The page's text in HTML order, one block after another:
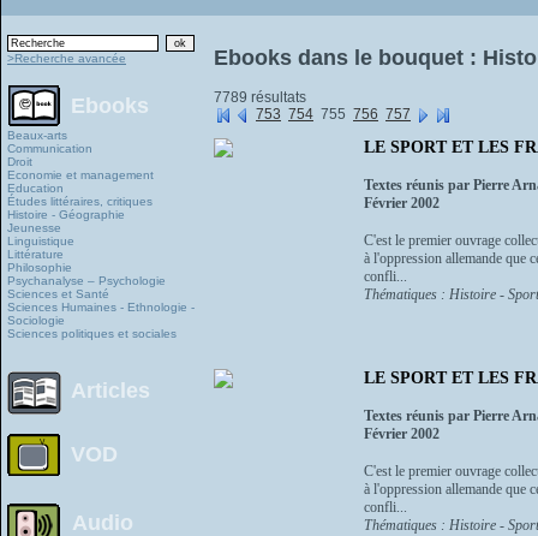
>Recherche avancée
Ebooks
Beaux-arts
Communication
Droit
Economie et management
Education
Études littéraires, critiques
Histoire - Géographie
Jeunesse
Linguistique
Littérature
Philosophie
Psychanalyse – Psychologie
Sciences et Santé
Sciences Humaines - Ethnologie -
Sociologie
Sciences politiques et sociales
Articles
VOD
Audio
Ebooks dans le bouquet :
7789 résultats
753 754 755 756 757
LE SPORT ET LES
Textes réunis par Pierre
Février 2002
C'est le premier ouvrage
à l'oppression allemande que
confli...
Thématiques : Histoire - Sport
LE SPORT ET LES
Textes réunis par Pierre
Février 2002
C'est le premier ouvrage
à l'oppression allemande que
confli...
Thématiques : Histoire - Sport